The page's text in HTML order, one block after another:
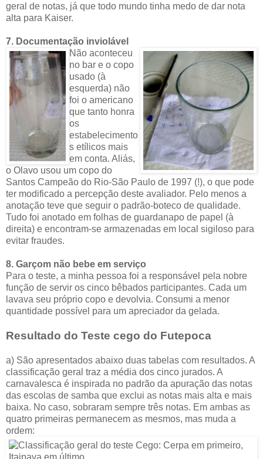
geral de notas, já que todo mundo tinha medo de dar nota
alta para Kaiser.
7. Documentação inviolável
Não aconteceu
no bar e o copo
usado (à
esquerda) não
foi o americano
que tanto honra
os
estabelecimento
s etílicos mais
em conta. Aliás,
o Olavo usou um copo do
Santos Campeão do Rio-São Paulo de 1997 (!), o que pode
ter modificado a percepção deste avaliador. Pelo menos a
anotação teve que seguir o padrão-boteco de qualidade.
Tudo foi anotado em folhas de guardanapo de papel (à
direita) e encontram-se armazenadas em local sigiloso para
evitar fraudes.
8. Garçom não bebe em serviço
Para o teste, a minha pessoa foi a responsável pela nobre
função de servir os cinco bêbados participantes. Cada um
lavava seu próprio copo e devolvia. Consumi a menor
quantidade possível para um apreciador da gelada.
Resultado do Teste cego do Futepoca
a) São apresentados abaixo duas tabelas com resultados. A
classificação geral traz a média dos cinco jurados. A
carnavalesca é inspirada no padrão da apuração das notas
das escolas de samba que exclui as notas mais alta e mais
baixa. No caso, sobraram sempre três notas. Em ambas as
quatro primeiras permanecem as mesmos, mas muda a
ordem: